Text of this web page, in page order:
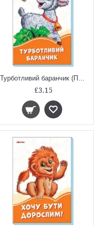
Турботливий баранчик (Помаранчеві книжки)
£3.15